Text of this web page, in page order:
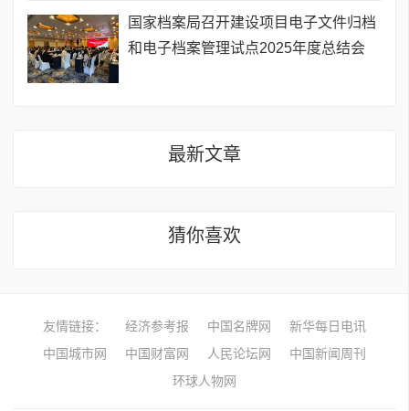
国家档案局召开建设项目电子文件归档
和电子档案管理试点2025年度总结会
最新文章
猜你喜欢
友情链接： 经济参考报 中国名牌网
新华每日电讯
中国城市网
中国财富网 人民论坛网
中国新闻周刊
环球人物网